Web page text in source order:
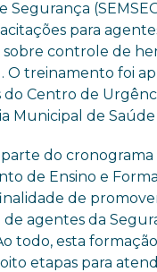
Segurança
para
sobre controle de
O treinamento foi
do Centro de
Municipal de Saúde
do cronograma
de Ensino e
de
de agentes da
todo, esta
etapas para